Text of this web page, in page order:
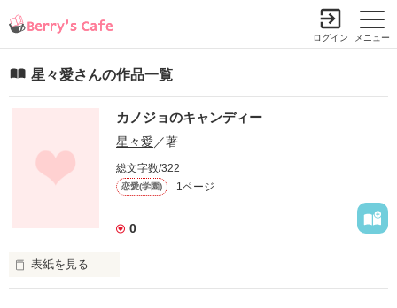
メニュー
ログイン
星々愛さんの作品一覧
カノジョのキャンディー
星々愛 ／著
総文字数/322
恋愛(学園) 1ページ
0
表紙を見る